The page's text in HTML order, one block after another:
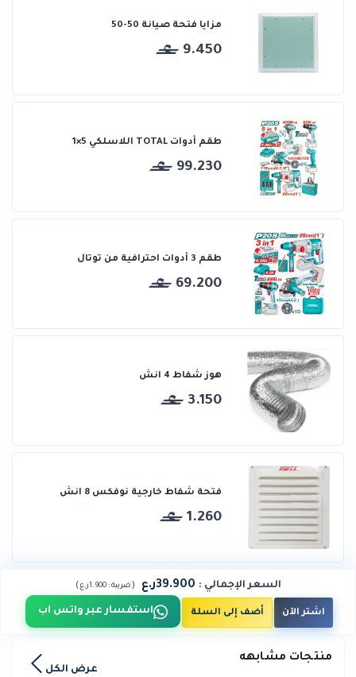
مزايا فتحة صيانة 50-50
9.450
طقم أدوات TOTAL اللاسلكي 5×1
99.230
طقم 3 أدوات احترافية من توتال
69.200
هوز شفاط 4 انش
3.150
فتحة شفاط خارجية نوفكس 8 انش
1.260
السعر الإجمالي : 39.900ر.ع (ضريبة :1.900ر.ع )
اشتر الآن أضف إلى السلة استفسار عبر واتس اب
منتجات مشابهه
عرض الكل